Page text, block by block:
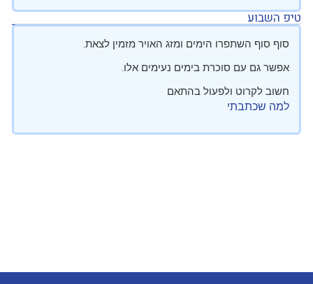
טיפ השבוע
סוף סוף השתפרו הימים ומזג האויר מזמין לצאת.
אפשר גם עם סוכרת בימים נעימים אלו.
חשוב לקרוט ולפעול בהתאם
למה שכתבתי